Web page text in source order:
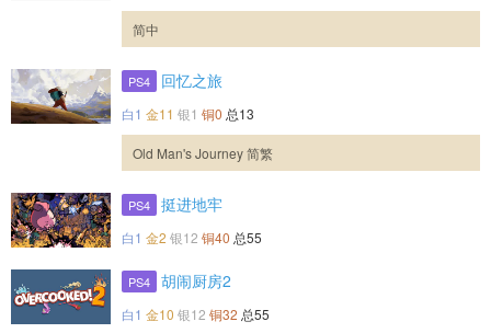
简中
PS4 回忆之旅
白1 金11 银1 铜0 总13
Old Man's Journey 简繁
PS4 挺进地牢
白1 金2 银12 铜40 总55
PS4 胡闹厨房2
白1 金10 银12 铜32 总55